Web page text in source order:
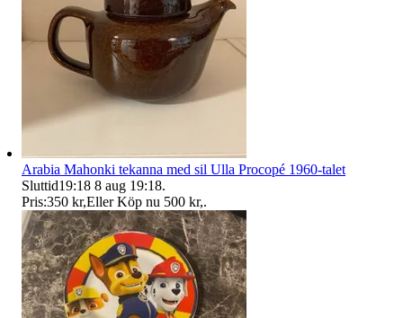
Arabia Mahonki tekanna med sil Ulla Procopé 1960-talet
Sluttid19:18 8 aug 19:18.
Pris:350 kr,Eller Köp nu 500 kr,.